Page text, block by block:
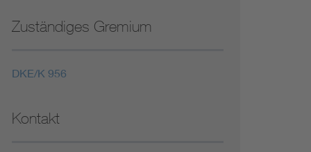
Zuständiges Gremium
DKE/K 956
Kontakt